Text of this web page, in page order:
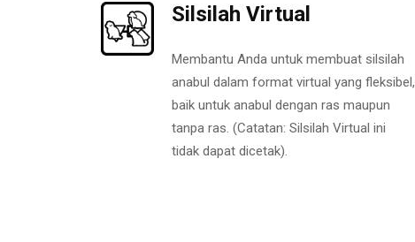
Silsilah Virtual
Membantu Anda untuk membuat silsilah
anabul dalam format virtual yang fleksibel,
baik untuk anabul dengan ras maupun
tanpa ras. (Catatan: Silsilah Virtual ini
tidak dapat dicetak).